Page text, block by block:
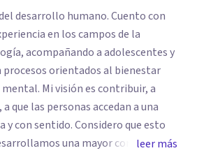
desarrollo humano. Cuento con
en los campos de la
acompañando a adolescentes y
orientados al bienestar
contribuir, a
que las personas accedan a una
y con sentido. Considero que esto
una mayor conciencia
leer más